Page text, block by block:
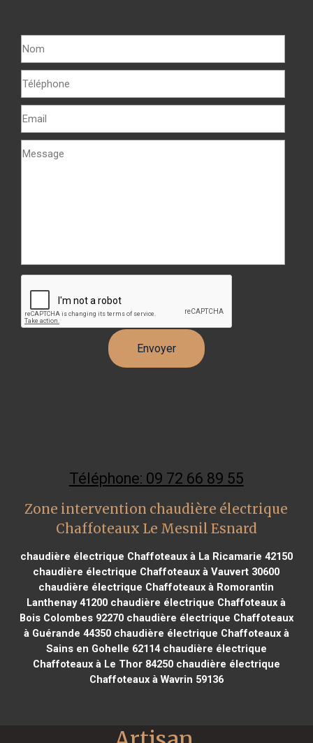
Téléphone: 09 72 66 89 55
Zone intervention chaudière électrique
Chaffoteaux Le Mesnil Esnard
chaudière électrique Chaffoteaux à La Ricamarie 42150
chaudière électrique Chaffoteaux à Vauvert 30600
chaudière électrique Chaffoteaux à Romorantin
Lanthenay 41200 chaudière électrique Chaffoteaux à
Bois Colombes 92270chaudière électrique Chaffoteaux
à Guérande 44350chaudière électrique Chaffoteaux à
Sains en Gohelle 62114chaudière électrique
Chaffoteaux à Le Thor 84250chaudière électrique
Chaffoteaux à Wavrin 59136